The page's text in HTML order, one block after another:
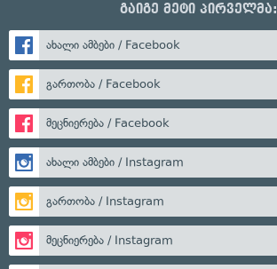
გაიგე მეტი პირველმა:
ახალი ამბები / Facebook
გართობა / Facebook
მეცნიერება / Facebook
ახალი ამბები / Instagram
გართობა / Instagram
მეცნიერება / Instagram